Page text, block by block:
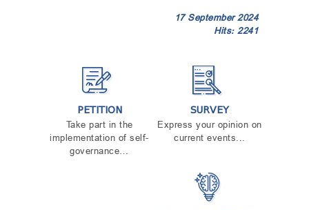
17 September 2024
Hits: 2241
PETITION
Take part in the
implementation of self-
governance…
SURVEY
Express your opinion on
current events...